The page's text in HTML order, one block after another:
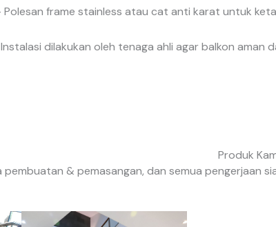
Polesan frame stainless atau cat anti karat untuk
dilakukan oleh tenaga ahli agar balkon aman
Produk
pembuatan & pemasangan, dan semua pengerjaan